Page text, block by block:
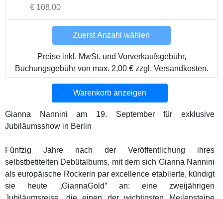
€ 108,00
Zuerst Anzahl wählen
Preise inkl. MwSt. und Vorverkaufsgebühr,
Buchungsgebühr von max. 2,00 € zzgl. Versandkosten.
Warenkorb anzeigen
Gianna Nannini am 19. September für exklusive
Jubiläumsshow in Berlin
Fünfzig Jahre nach der Veröffentlichung ihres
selbstbetitelten Debütalbums, mit dem sich Gianna Nannini
als europäische Rockerin par excellence etablierte, kündigt
sie heute „GiannaGold” an: eine zweijährigen